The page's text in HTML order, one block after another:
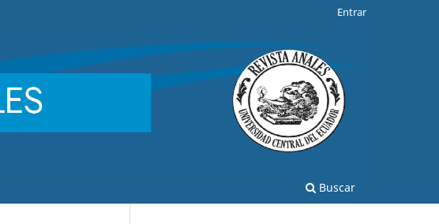
Buscar
Entrar